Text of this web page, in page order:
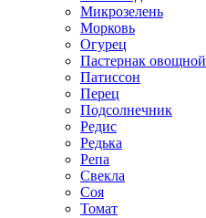
Микрозелень
Морковь
Огурец
Пастернак овощной
Патиссон
Перец
Подсолнечник
Редис
Редька
Репа
Свекла
Соя
Томат